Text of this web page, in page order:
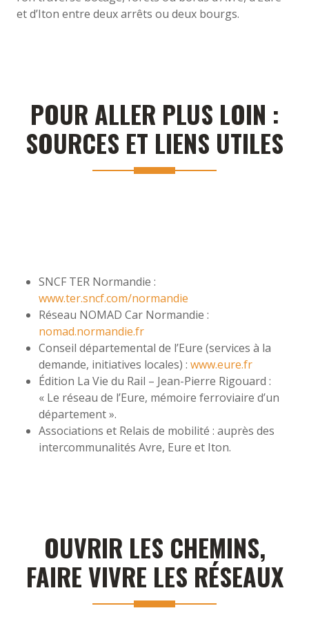
et d’Iton entre deux arrêts ou deux bourgs.
POUR ALLER PLUS LOIN :
SOURCES ET LIENS UTILES
SNCF TER Normandie :
www.ter.sncf.com/normandie
Réseau NOMAD Car Normandie :
nomad.normandie.fr
Conseil départemental de l’Eure (services à la
demande, initiatives locales) : www.eure.fr
Édition La Vie du Rail – Jean-Pierre Rigouard :
« Le réseau de l’Eure, mémoire ferroviaire d’un
département ».
Associations et Relais de mobilité : auprès des
intercommunalités Avre, Eure et Iton.
OUVRIR LES CHEMINS,
FAIRE VIVRE LES RÉSEAUX